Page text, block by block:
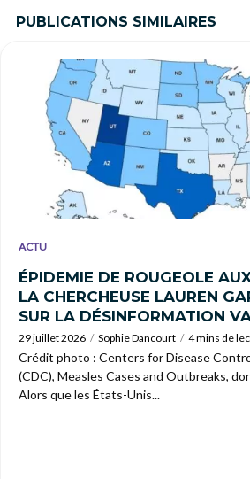
PUBLICATIONS SIMILAIRES
ACTU
ÉPIDEMIE DE ROUGEOLE
LA CHERCHEUSE LAUREN
SUR LA DÉSINFORMATION
29 juillet 2026 Sophie Dancourt 4 mins de
Crédit photo : Centers for Disease
(CDC), Measles Cases and Outbreaks,
Alors que les États-Unis...